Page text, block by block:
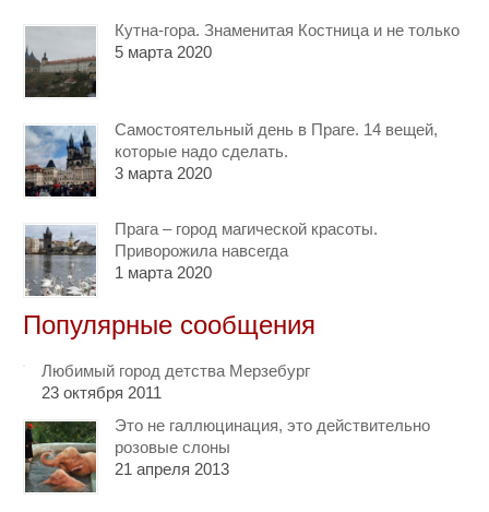
Кутна-гора. Знаменитая Костница и не только
5 марта 2020
Самостоятельный день в Праге. 14 вещей,
которые надо сделать.
3 марта 2020
Прага – город магической красоты.
Приворожила навсегда
1 марта 2020
Популярные сообщения
Любимый город детства Мерзебург
23 октября 2011
Это не галлюцинация, это действительно
розовые слоны
21 апреля 2013